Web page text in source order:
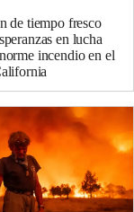
de tiempo fresco
en lucha
incendio en el